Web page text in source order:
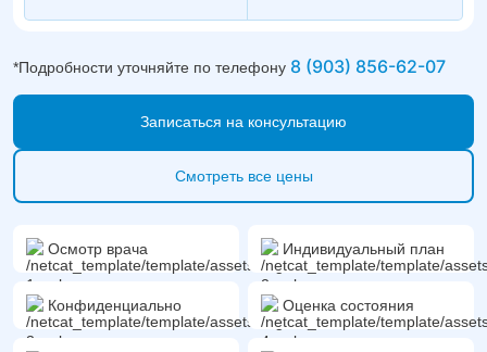
*Подробности уточняйте по телефону 8 (903) 856-62-07
Записаться на консультацию
Смотреть все цены
Осмотр врача Индивидуальный план
Конфиденциально Оценка состояния